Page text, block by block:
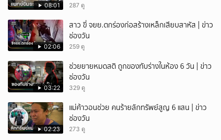
08:01 287 ดู
02:06
สาว ขี่ จยย.ตกร่องก่อสร้างเหล็กเสียบสาหัส | ข่าว
ช่องวัน
259 ดู
03:22
ช่วยยายหมดสติ ถูกของทับร่างในห้อง 6 วัน | ข่าว
ช่องวัน
329 ดู
02:23
แม่ค้าวอนช่วย คนร้ายลักทรัพย์สูญ 6 แสน | ข่าว
ช่องวัน
273 ดู